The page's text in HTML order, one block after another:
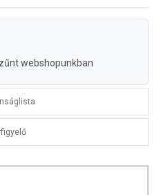
webshopunkban